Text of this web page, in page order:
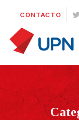
CONTACTO